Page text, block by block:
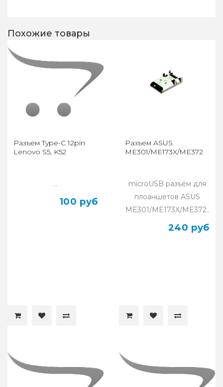
Похожие товары
Разъем Type-C 12pin
Lenovo S5, K52
..
100 руб
Разъем ASUS
ME301/ME173X/ME372
microUSB разъём для
плоаншетов ASUS
ME301/ME173X/ME372..
240 руб